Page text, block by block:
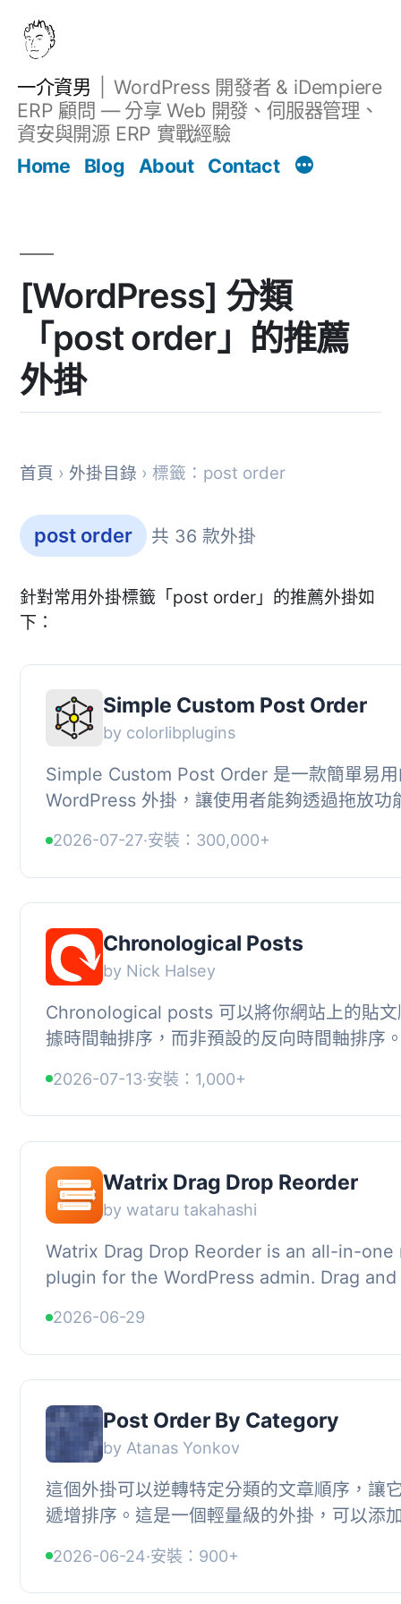
一介資男
WordPress 開發者 & iDempiere
ERP 顧問 — 分享 Web 開發、伺服器管理、
資安與開源 ERP 實戰經驗
Home
Blog About Contact
[WordPress] 分類
「post order」的推薦
外掛
首頁 › 外掛目錄 › 標籤：post order
post order 共 36 款外掛
針對常用外掛標籤「post order」的推薦外掛如
下：
Simple Custom Post Order
by colorlibplugins
Simple Custom Post Order 是一款簡單易
WordPress 外掛，讓使用者能夠透過拖放功
WooCommerce 產品...
2026-07-27·安裝：300,000+
Chronological Posts
by Nick Halsey
Chronological posts 可以將你網站上的貼文
據時間軸排序，而非預設的反向時間軸排序
2026-07-13·安裝：1,000+
Watrix Drag Drop Reorder
by wataru takahashi
Watrix Drag Drop Reorder is an all-in-one
plugin for the WordPress admin. Drag
2026-06-29
Post Order By Category
by Atanas Yonkov
這個外掛可以逆轉特定分類的文章順序，讓
遞增排序。這是一個輕量級的外掛，可以添
2026-06-24·安裝：900+
文章